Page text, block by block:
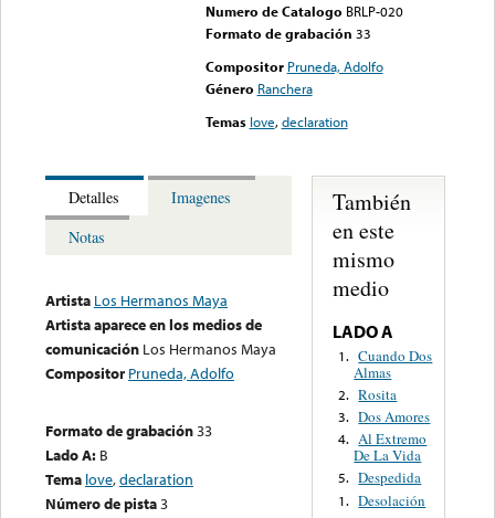
Numero de Catalogo BRLP-020
Formato de grabación 33
Compositor Pruneda, Adolfo
Género Ranchera
Temas love,declaration
Detalles
Imagenes
Notas
Artista Los Hermanos Maya
Artista aparece en los medios de
comunicación Los Hermanos Maya
Compositor Pruneda, Adolfo
Formato de grabación33
Lado A: B
Tema love,declaration
Número de pista3
También
en este
mismo
medio
LADO A
1. Cuando Dos
Almas
2. Rosita
3. Dos Amores
4. Al Extremo
De La Vida
5. Despedida
1. Desolación